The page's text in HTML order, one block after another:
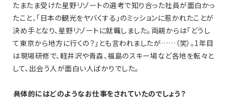
たまたま受けた星野リゾートの選考で知り合った社員が面白かっ
たこと、「日本の観光をヤバくする」のミッションに惹かれたことが
決め手となり、星野リゾートに就職しました。両親からは「どうし
て東京から地方に行くの？」とも言われましたが……（笑）。1年目
は現場研修で、軽井沢や青森、福島のスキー場など各地を転々と
して、出会う人が面白い人ばかりでした。
――具体的にはどのようなお仕事をされていたのでしょう？